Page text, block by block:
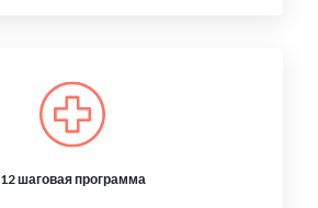
12 шаговая программа